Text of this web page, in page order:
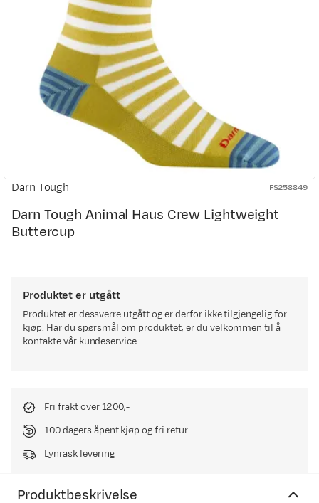
Darn Tough FS258849
Darn Tough Animal Haus Crew Lightweight
Buttercup
Produktet er utgått
Produktet er dessverre utgått og er derfor ikke tilgjengelig for
kjøp. Har du spørsmål om produktet, er du velkommen til å
kontakte vår kundeservice.
Fri frakt over 1200,-
100 dagers åpent kjøp og fri retur
Lynrask levering
Produktbeskrivelse